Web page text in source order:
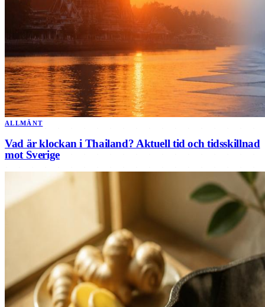
ALLMÄNT
Vad är klockan i Thailand? Aktuell tid och tidsskillnad
mot Sverige